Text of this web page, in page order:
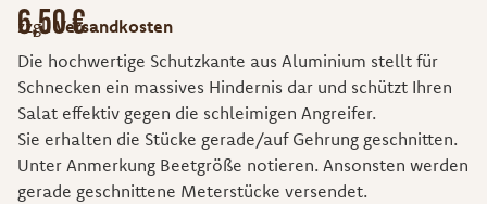
6,50€
zzgl.Versandkosten
Die hochwertige Schutzkante aus Aluminium stellt für
Schnecken ein massives Hindernis dar und schützt Ihren
Salat effektiv gegen die schleimigen Angreifer.
Sie erhalten die Stücke gerade/auf Gehrung geschnitten.
Unter Anmerkung Beetgröße notieren. Ansonsten werden
gerade geschnittene Meterstücke versendet.